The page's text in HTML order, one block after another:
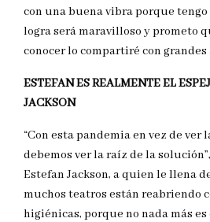
con una buena vibra porque
logra será maravilloso y prometo
conocer lo compartiré con grandes
ESTEFAN ES REALMENTE EL
JACKSON
“Con esta pandemia en vez de ver
debemos ver la raíz de la
Estefan Jackson, a quien le llena
muchos teatros están reabriendo
higiénicas, porque no nada más